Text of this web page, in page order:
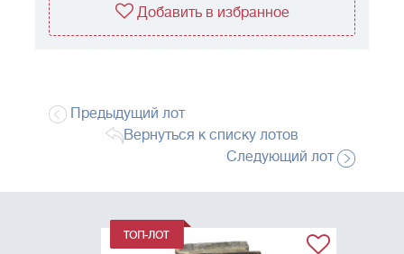
Добавить в избранное
Предыдущий лот
Вернуться к списку лотов
Следующий лот